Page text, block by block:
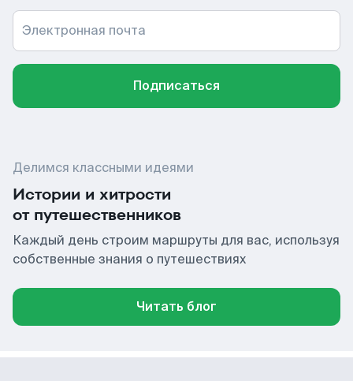
Электронная почта
Подписаться
Делимся классными идеями
Истории и хитрости
от путешественников
Каждый день строим маршруты для вас, используя
собственные знания о путешествиях
Читать блог